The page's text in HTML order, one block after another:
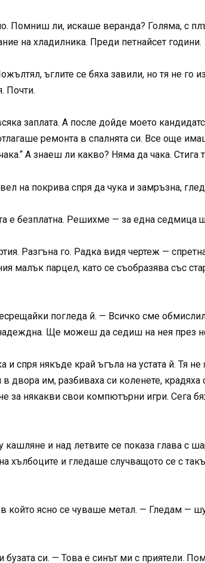
Помниш ли, искаше веранда? Голяма, с
на хладилника. Преди петнайсет години.
ъглите се бяха завили, но тя не го
Почти.
заплата. А после дойде моето
ремонта в спалнята си. Все още
А знаеш ли какво? Няма да чака. Стига
на покрива спря да чука и замръзна,
е безплатна. Решихме — за една седмица
Разгъна го. Радка видя чертеж —
малък парцел, като се съобразява със
погледа й. — Всичко сме
Ще можеш да седиш на нея през
и спря някъде край ъгъла на устата й. Тя
двора им, разбиваха си коленете,
за някакви свои компютърни игри. Сега
кашляне и над летвите се показа глава с
хълбоците и гледаше случващото се с
който ясно се чуваше метал. — Гледам —
си. — Това е синът ми с приятели.